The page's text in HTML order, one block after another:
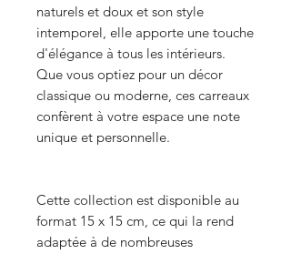
naturels et doux et son style
intemporel, elle apporte une touche
d'élégance à tous les intérieurs.
Que vous optiez pour un décor
classique ou moderne, ces carreaux
confèrent à votre espace une note
unique et personnelle.
Cette collection est disponible au
format 15 x 15 cm, ce qui la rend
adaptée à de nombreuses